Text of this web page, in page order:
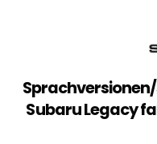
Subaru Legacy